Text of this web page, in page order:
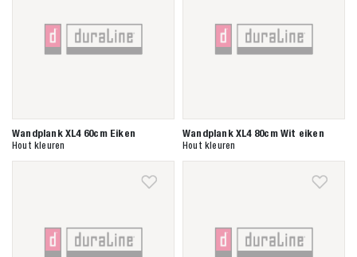
Zoeken naar
Anderen zochten ook
Wandplank XL4 60cm Eiken
Hout kleuren
Wandplank XL4 80cm Wit eiken
Hout kleuren